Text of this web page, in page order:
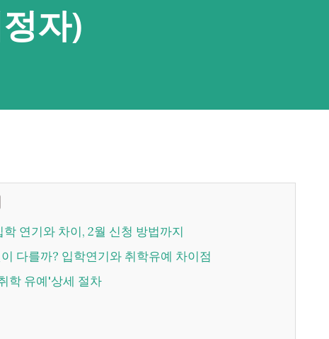
자)
학 연기와 차이, 2월 신청 방법까지
이 다를까? 입학연기와 취학유예 차이점
학 유예'상세 절차